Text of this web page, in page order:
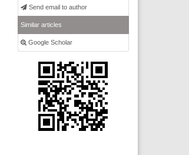
Send email to author
Similar articles
Google Scholar